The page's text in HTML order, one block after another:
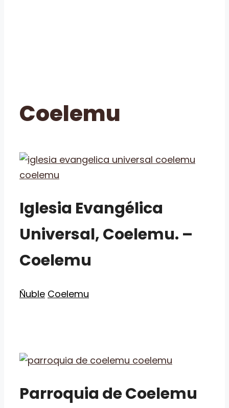
Coelemu
Iglesia Evangélica
Universal, Coelemu. –
Coelemu
Categorías
Ñuble Etiquetas
Coelemu
Parroquia de Coelemu